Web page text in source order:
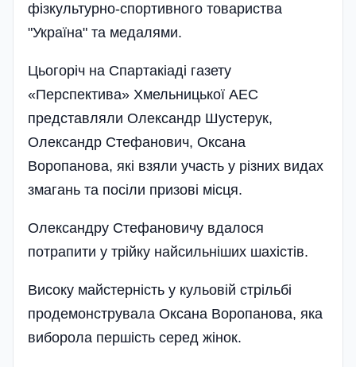
фізкультурно-спортивного товариства
"Україна" та медалями.
Цьогоріч на Спартакіаді газету
«Перспектива» Хмельницької АЕС
представляли Олександр Шустерук,
Олександр Стефанович, Оксана
Воропанова, які взяли участь у різних видах
змагань та посіли призові місця.
Олександру Стефановичу вдалося
потрапити у трійку найсильніших шахістів.
Високу майстерність у кульовій стрільбі
продемонструвала Оксана Воропанова, яка
виборола першість серед жінок.